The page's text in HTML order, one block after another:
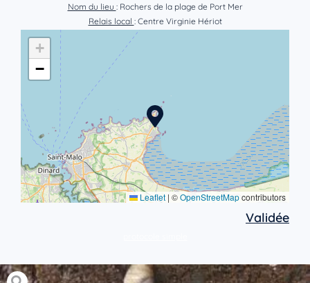
Nom du lieu : Rochers de la plage de Port Mer
Relais local : Centre Virginie Hériot
+
−
Leaflet | ©OpenStreetMapcontributors
Validée